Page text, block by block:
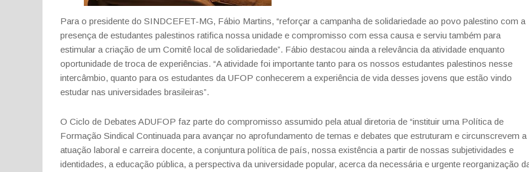
Para o presidente do SINDCEFET-MG, Fábio Martins, “reforçar a campanha de solidariedade ao povo palestino com a
presença de estudantes palestinos ratifica nossa unidade e compromisso com essa causa e serviu também para
estimular a criação de um Comitê local de solidariedade”. Fábio destacou ainda a relevância da atividade enquanto
oportunidade de troca de experiências. “A atividade foi importante tanto para os nossos estudantes palestinos nesse
intercâmbio, quanto para os estudantes da UFOP conhecerem a experiência de vida desses jovens que estão vindo
estudar nas universidades brasileiras”.
O Ciclo de Debates ADUFOP faz parte do compromisso assumido pela atual diretoria de “instituir uma Política de
Formação Sindical Continuada para avançar no aprofundamento de temas e debates que estruturam e circunscrevem a
atuação laboral e carreira docente, a conjuntura política de país, nossa existência a partir de nossas subjetividades e
identidades, a educação pública, a perspectiva da universidade popular, acerca da necessária e urgente reorganização